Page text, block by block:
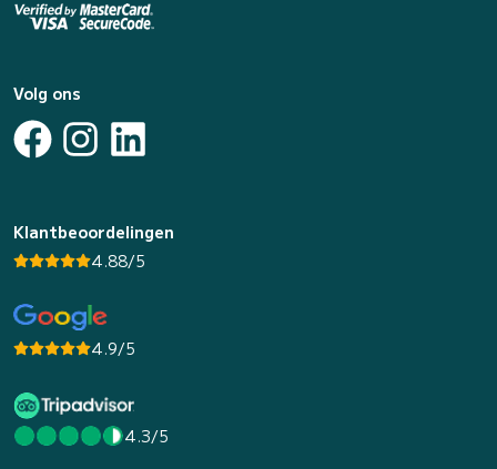
Volg ons
Klantbeoordelingen
4.88/5
4.9/5
4.3/5